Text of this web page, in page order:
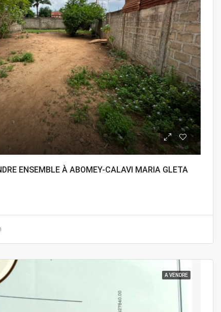
ENSEMBLE À ABOMEY-CALAVI MARIA GLETA
A VENDRE